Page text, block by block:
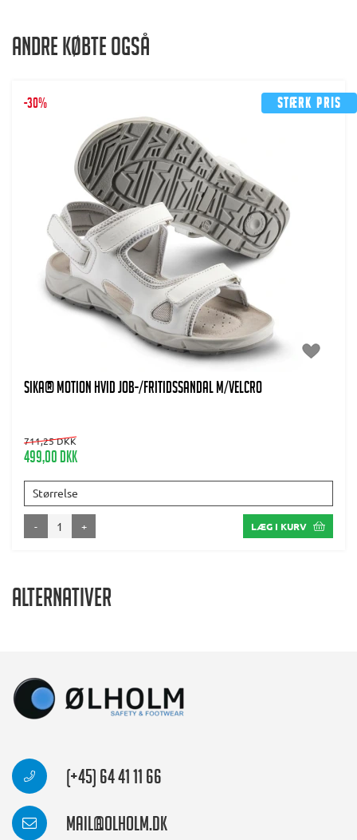
Andre købte også
Stærk pris
-30%
SIKA® MOTION HVID JOB-/FRITIDSSANDAL m/VELCRO
711,25 DKK
499,00 DKK
Størrelse
- + LÆG I KURV
Alternativer
(+45) 64 41 11 66
mail@olholm.dk